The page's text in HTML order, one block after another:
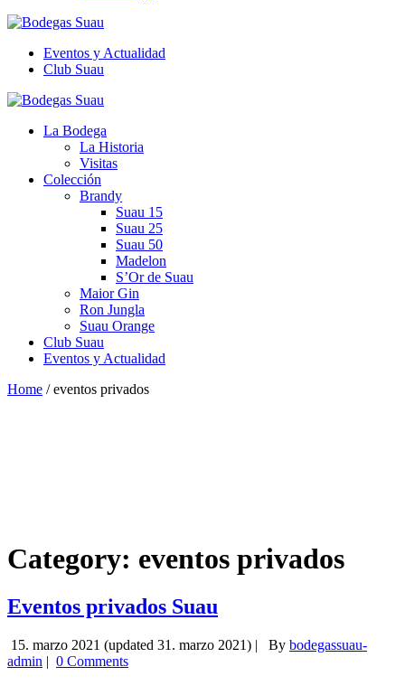
Eventos y Actualidad
Club Suau
La Bodega
La Historia
Visitas
Colección
Brandy
Suau 15
Suau 25
Suau 50
Madelon
S’Or de Suau
Maior Gin
Ron Jungla
Suau Orange
Club Suau
Eventos y Actualidad
Home /eventos privados
Category: eventos privados
Eventos privados Suau
15. marzo 2021 (updated 31. marzo 2021) | By bodegassuau-
admin | 0 Comments